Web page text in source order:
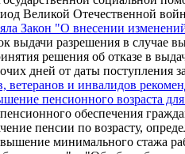
Великой Отечественной
Закон "О внесении
выдачи разрешения в
решения об отказе в
дней от даты поступления
ветеранов и инвалидов
пенсионного возраста
обеспечения
пенсии по возрасту,
минимального стажа